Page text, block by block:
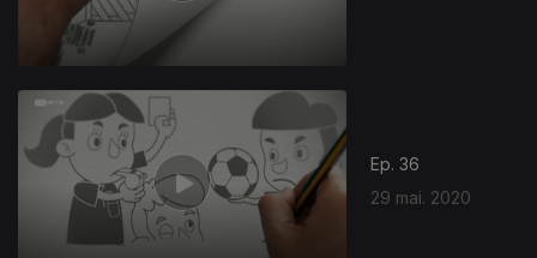
Ep. 36
29 mai. 2020